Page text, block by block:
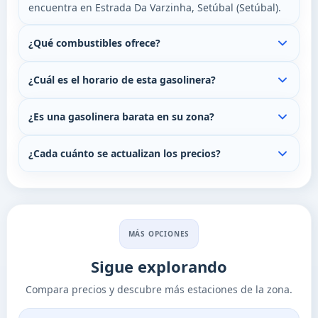
encuentra en Estrada Da Varzinha, Setúbal (Setúbal).
¿Qué combustibles ofrece?
¿Cuál es el horario de esta gasolinera?
¿Es una gasolinera barata en su zona?
¿Cada cuánto se actualizan los precios?
MÁS OPCIONES
Sigue explorando
Compara precios y descubre más estaciones de la zona.